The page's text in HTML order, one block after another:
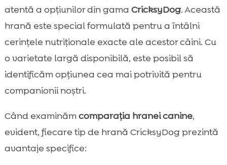
atentă a opțiunilor din gama CricksyDog. Această
hrană este special formulată pentru a întâlni
cerințele nutriționale exacte ale acestor câini. Cu
o varietate largă disponibilă, este posibil să
identificăm opțiunea cea mai potrivită pentru
companionii noștri.
Când examinămcomparația hranei canine,
evident, fiecare tip de hrană CricksyDog prezintă
avantaje specifice: